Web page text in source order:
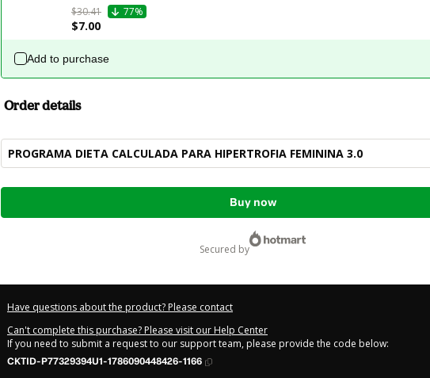
$30.41
77%
$7.00
Add to purchase
Order details
PROGRAMA DIETA CALCULADA PARA HIPERTROFIA FEMININA 3.0
Total
Buy now
secured by
Have questions about the product? Please contact
Can't complete this purchase? Please visit our Help Center
If you need to submit a request to our support team, please provide the code below:
CKTID-P77329394U1-1786090448426-1166